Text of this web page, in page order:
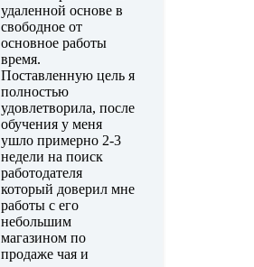
удаленной основе в
свободное от
основное работы
время.
Поставленную цель я
полностью
удовлетворила, после
обучения у меня
ушло примерно 2-3
недели на поиск
работодателя
который доверил мне
работы с его
небольшим
магазином по
продаже чая и